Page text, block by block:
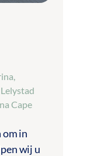
Cape
om in
wij u